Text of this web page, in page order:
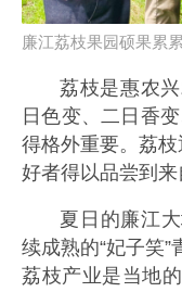
廉江荔枝果园硕果累
荔枝是惠农
日色变、二日香
得格外重要。荔枝
好者得以品尝到来
夏日的廉江
续成熟的“妃子笑”
荔枝产业是当地